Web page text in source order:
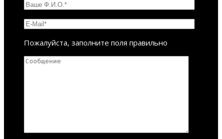
Пожалуйста, заполните поля правильно